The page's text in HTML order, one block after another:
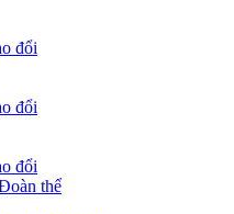
đổi
đổi
đổi
thể